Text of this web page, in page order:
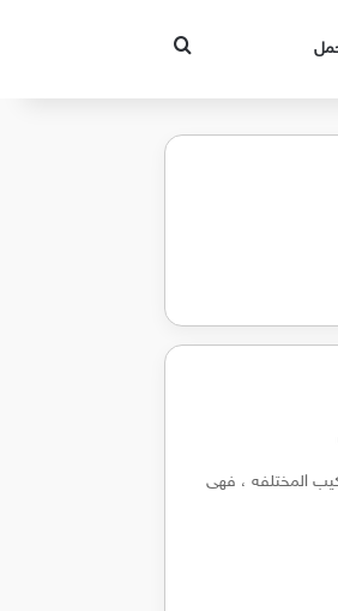
المختلفه ، فهى